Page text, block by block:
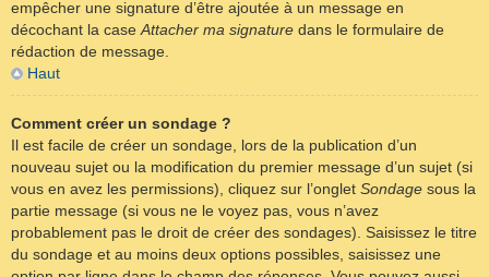
empêcher une signature d’être ajoutée à un message en
décochant la case Attacher ma signature dans le formulaire de
rédaction de message.
Haut
Comment créer un sondage ?
Il est facile de créer un sondage, lors de la publication d’un
nouveau sujet ou la modification du premier message d’un sujet (si
vous en avez les permissions), cliquez sur l’onglet Sondage sous la
partie message (si vous ne le voyez pas, vous n’avez
probablement pas le droit de créer des sondages). Saisissez le titre
du sondage et au moins deux options possibles, saisissez une